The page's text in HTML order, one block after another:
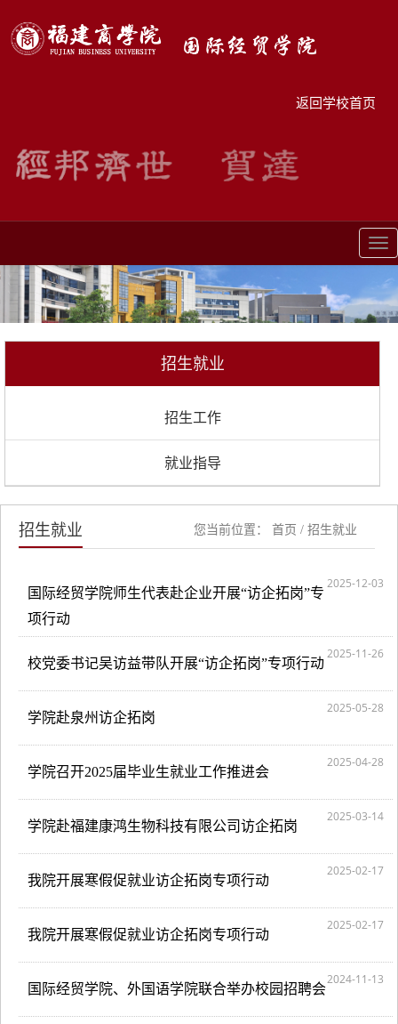
返回学校首页
招生就业
招生工作
就业指导
您当前位置： 首页 / 招生就业
招生就业
2025-12-03
国际经贸学院师生代表赴企业开展“访企拓岗”专
项行动
2025-11-26
校党委书记吴访益带队开展“访企拓岗”专项行动
2025-05-28
学院赴泉州访企拓岗
2025-04-28
学院召开2025届毕业生就业工作推进会
2025-03-14
学院赴福建康鸿生物科技有限公司访企拓岗
2025-02-17
我院开展寒假促就业访企拓岗专项行动
2025-02-17
我院开展寒假促就业访企拓岗专项行动
2024-11-13
国际经贸学院、外国语学院联合举办校园招聘会